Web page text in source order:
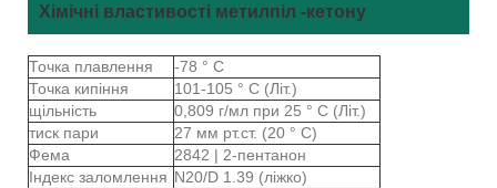
Хімічні властивості метилпіл -кетону
Точка плавлення
-78 ° C
Точка кипіння
101-105 ° C (Літ.)
щільність
0,809 г/мл при 25 ° C (Літ.)
тиск пари
27 мм рт.ст. (20 ° C)
Фема
2842 | 2-пентанон
Індекс заломлення N20/D 1.39 (ліжко)